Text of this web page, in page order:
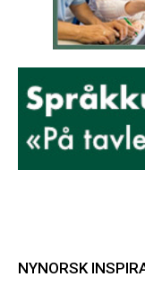
NYNORSK